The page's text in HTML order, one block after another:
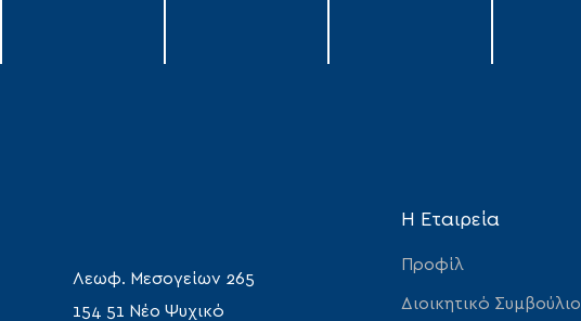
Λεωφ. Μεσογείων 265
154 51 Νέο Ψυχικό
Η Εταιρεία
Προφίλ
Διοικητικό Συμβούλιο